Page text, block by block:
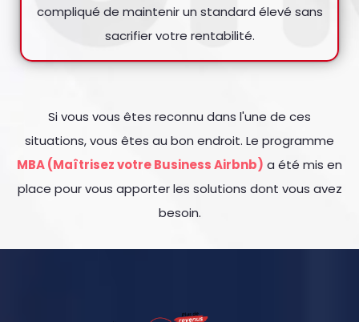
compliqué de maintenir un standard élevé sans
sacrifier votre rentabilité.
Si vous vous êtes reconnu dans l'une de ces
situations, vous êtes au bon endroit. Le programme
MBA (Maîtrisez votre Business Airbnb) a été mis en
place pour vous apporter les solutions dont vous avez
besoin.